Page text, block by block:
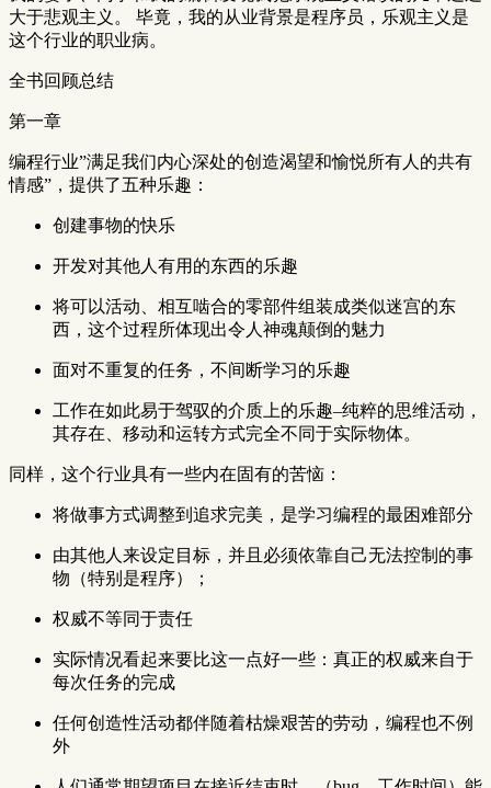
大于悲观主义。 毕竟，我的从业背景是程序员，乐观主义是
这个行业的职业病。
全书回顾总结
第一章
编程行业”满足我们内心深处的创造渴望和愉悦所有人的共有
情感”，提供了五种乐趣：
创建事物的快乐
开发对其他人有用的东西的乐趣
将可以活动、相互啮合的零部件组装成类似迷宫的东
西，这个过程所体现出令人神魂颠倒的魅力
面对不重复的任务，不间断学习的乐趣
工作在如此易于驾驭的介质上的乐趣–纯粹的思维活动，
其存在、移动和运转方式完全不同于实际物体。
同样，这个行业具有一些内在固有的苦恼：
将做事方式调整到追求完美，是学习编程的最困难部分
由其他人来设定目标，并且必须依靠自己无法控制的事
物（特别是程序）；
权威不等同于责任
实际情况看起来要比这一点好一些：真正的权威来自于
每次任务的完成
任何创造性活动都伴随着枯燥艰苦的劳动，编程也不例
外